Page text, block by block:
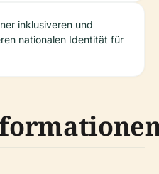
inklusiveren und
nationalen Identität für